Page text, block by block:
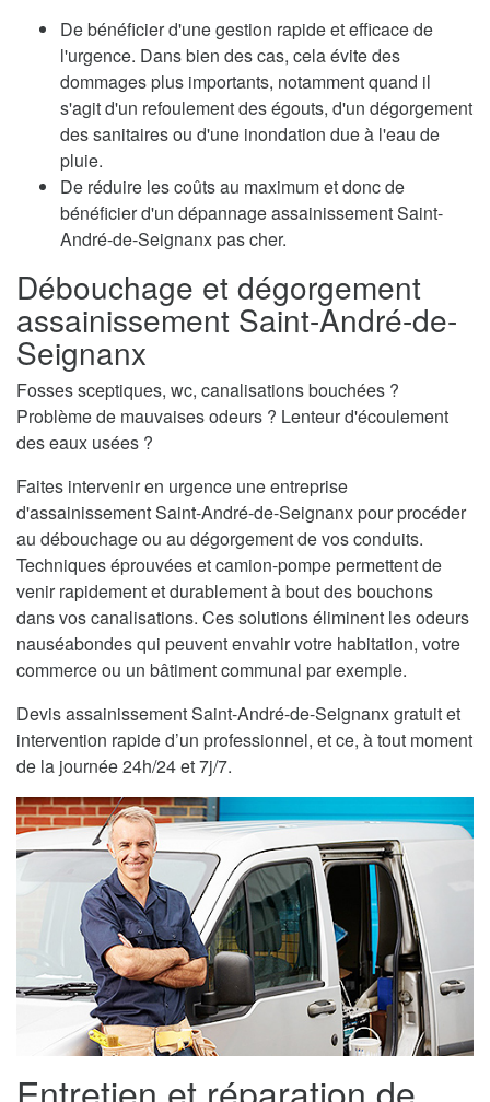
De bénéficier d'une gestion rapide et efficace de
l'urgence. Dans bien des cas, cela évite des
dommages plus importants, notamment quand il
s'agit d'un refoulement des égouts, d'un dégorgement
des sanitaires ou d'une inondation due à l'eau de
pluie.
De réduire les coûts au maximum et donc de
bénéficier d'un dépannage assainissement Saint-
André-de-Seignanx pas cher.
Débouchage et dégorgement
assainissement Saint-André-de-
Seignanx
Fosses sceptiques, wc, canalisations bouchées ?
Problème de mauvaises odeurs ? Lenteur d'écoulement
des eaux usées ?
Faites intervenir en urgence une entreprise
d'assainissement Saint-André-de-Seignanx pour procéder
au débouchage ou au dégorgement de vos conduits.
Techniques éprouvées et camion-pompe permettent de
venir rapidement et durablement à bout des bouchons
dans vos canalisations. Ces solutions éliminent les odeurs
nauséabondes qui peuvent envahir votre habitation, votre
commerce ou un bâtiment communal par exemple.
Devis assainissement Saint-André-de-Seignanx gratuit et
intervention rapide d’un professionnel, et ce, à tout moment
de la journée 24h/24 et 7j/7.
Entretien et réparation de